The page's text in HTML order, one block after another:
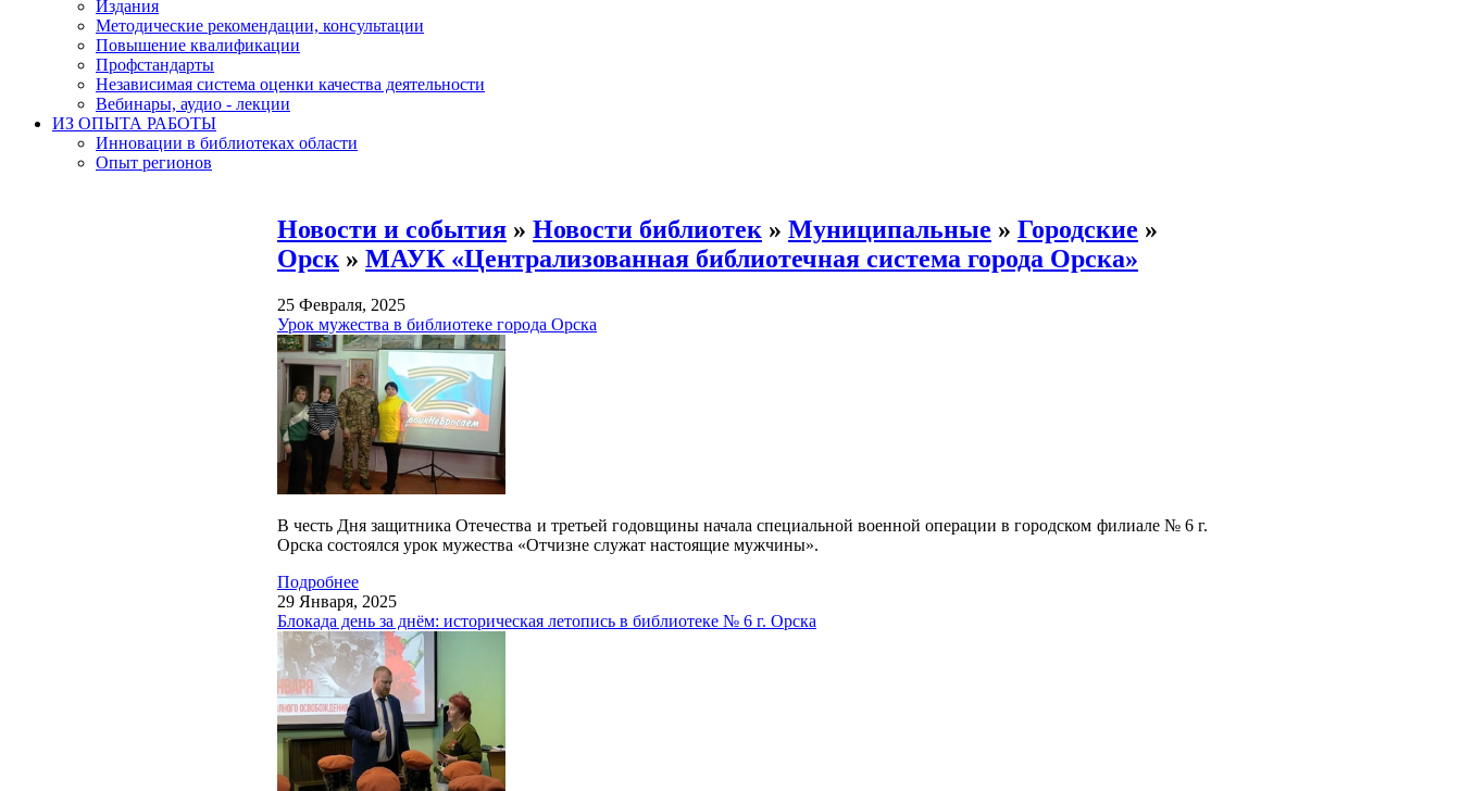
Издания
Методические рекомендации, консультации
Повышение квалификации
Профстандарты
Независимая система оценки качества деятельности
Вебинары, аудио - лекции
ИЗ ОПЫТА РАБОТЫ
Инновации в библиотеках области
Опыт регионов
Новости и события » Новости библиотек » Муниципальные » Городские »
Орск » МАУК «Централизованная библиотечная система города Орска»
25 Февраля, 2025
Урок мужества в библиотеке города Орска
В честь Дня защитника Отечества и третьей годовщины начала специальной военной операции в городском филиале № 6 г.
Орска состоялся урок мужества «Отчизне служат настоящие мужчины».
Подробнее
29 Января, 2025
Блокада день за днём: историческая летопись в библиотеке № 6 г. Орска